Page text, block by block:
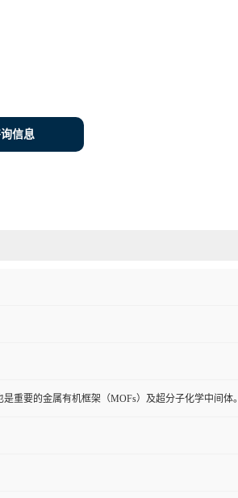
信息
重要的金属有机框架（MOFs）及超分子化学中间体。